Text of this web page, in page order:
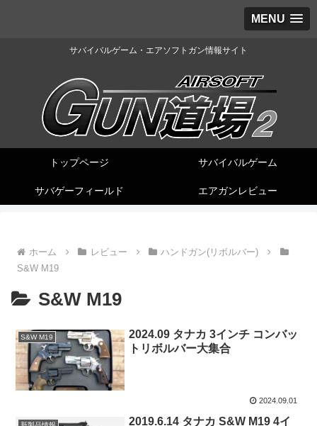
MENU
サバイバルゲーム・エアソフトガン情報サイト
トップページ サバイバルゲーム
サバゲーフィールド エアガンレビュー
ホーム レビュー
ハンドガン(リボルバー)
S&W M19
S&W M19
S&W M19
2024.09 タナカ 3インチ コンバッ
トリボルバー大集合
2024.09.01
2019.6.14 タナカ S&W M19 4イ